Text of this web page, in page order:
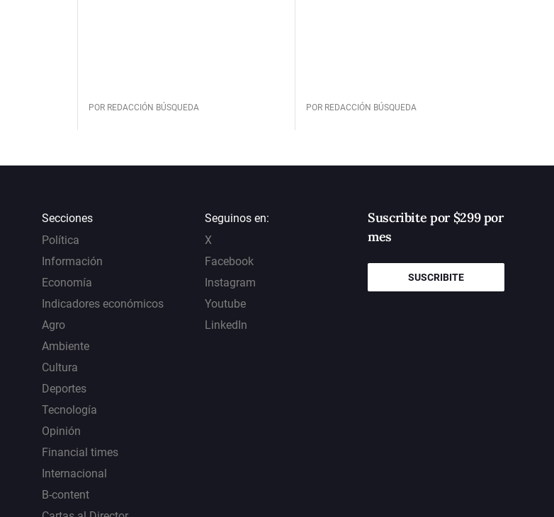
POR REDACCIÓN BÚSQUEDA POR REDACCIÓN BÚSQUEDA
Secciones
Política
Información
Economía
Indicadores económicos
Agro
Ambiente
Cultura
Deportes
Tecnología
Opinión
Financial times
Internacional
B-content
Seguinos en:
X
Facebook
Instagram
Youtube
LinkedIn
Suscribite por $299 por
mes
SUSCRIBITE